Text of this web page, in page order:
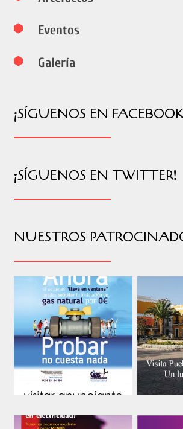
Eventos
Galería
¡SÍGUENOS EN
¡SÍGUENOS EN TWITTER!
NUESTROS